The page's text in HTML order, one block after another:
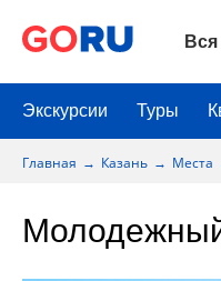
Экскурсии Туры
Главная Казань Места